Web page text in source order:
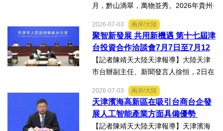
月，黔山滴翠，萬物並秀。2026年貴州·
臺灣經貿交流合作懇談會「黔台生態食
品專項對接活動」於7月13日至16日舉
行。近30名台商代表跨海而來，踏訪貴
州生態食品產業一線，...
2026-07-03 兩岸/大陸
聚智新發展 共用新機遇 第十七屆津
台投資合作洽談會7月7日至7月12
日在天津舉辦
【記者陳靖天大陸天津報導】大陸天津
市台辦副主任、新聞發言人徐恒，2日在
第十七屆津台投資合作洽談會新聞發佈
會上表示，津台投資合作洽談會，從200
8年至今已成功舉辦16屆，津台會已成為
兩岸重要的經貿交流合...
2026-07-03 兩岸/大陸
天津濱海高新區在吸引台商台企發
展人工智能產業方面具備優勢
【記者陳靖天大陸天津報導】天津濱海